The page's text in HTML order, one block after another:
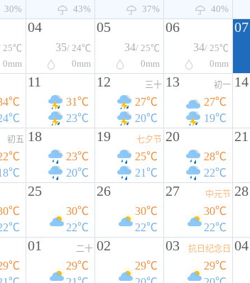
30%
43%
37%
40%
25℃
0mm
04
35/ 24℃
0mm
05
34/ 25℃
0mm
06
34/ 25℃
0mm
07
11
31℃
23℃
12 三十
27℃
20℃
13 初一
27℃
19℃
14
初五 18
23℃
20℃
19 七夕节
25℃
21℃
20
28℃
22℃
21
25
30℃
22℃
26
30℃
22℃
27 中元节
30℃
22℃
28
01 二十
29℃
02
29℃
03 抗日纪念日
29℃
04